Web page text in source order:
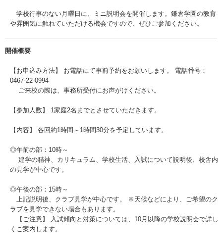
学校行事のない月曜日に、ミニ説明会を開催します。鎌倉学園の教育
や雰囲気に触れていただける機会ですので、ぜひご参加ください。
開催概要
【お申込み方法】 お電話にて事前予約をお願いします。 電話番号：
0467-22-0994
ご来校の際は、事務所受付にお声がけください。
【参加人数】 1家庭2名までとさせていただきます。
【内容】 各回約1時間～1時間30分を予定しています。
◎午前の部：10時～
建学の精神、カリキュラム、学校生活、入試について説明後、校舎内
の見学が中心です。
◎午後の部：15時～
上記説明後、クラブ見学が中心です。 ※天候などにより、ご希望のク
ラブを見学できない場合もあります。
【ご注意】 入試傾向と対策については、10月以降の学校説明会で詳し
くご案内します。